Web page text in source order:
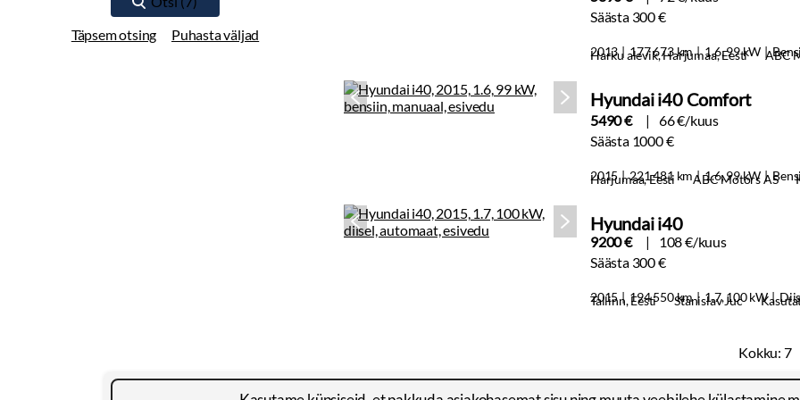
Täpsem otsing Puhasta väljad
Säästa 300 €
2013 177 673 km 1.6, 99 kW
Harku alevik, Harjumaa, Eesti ABC
Hyundai i40 Comfort
5490 €
66 €/kuus
Säästa 1000 €
2015 221 481 km 1.6, 99 kW
Harjumaa, Eesti ABC Motors AS
Hyundai i40
9200 €
108 €/kuus
Säästa 300 €
2015 194 550 km 1.7, 100 kW
Tallinn, Eesti Stanislav Juc
Kokku: 7